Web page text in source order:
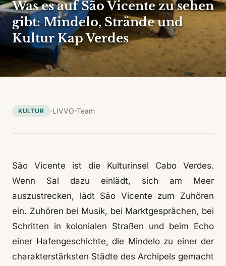
Was es auf São Vicente zu sehen
gibt: Mindelo, Strände und
Kultur Kap Verdes
KULTUR ·LIVVO-Team
São Vicente ist die Kulturinsel Cabo Verdes.
Wenn Sal dazu einlädt, sich am Meer
auszustrecken, lädt São Vicente zum Zuhören
ein. Zuhören bei Musik, bei Marktgesprächen, bei
Schritten in kolonialen Straßen und beim Echo
einer Hafengeschichte, die Mindelo zu einer der
charakterstärksten Städte des Archipels gemacht